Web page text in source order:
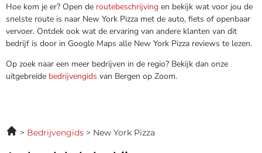
Hoe kom je er? Open de routebeschrijving en bekijk wat voor jou de
snelste route is naar New York Pizza met de auto, fiets of openbaar
vervoer. Ontdek ook wat de ervaring van andere klanten van dit
bedrijf is door in Google Maps alle New York Pizza reviews te lezen.
Op zoek naar een meer bedrijven in de regio? Bekijk dan onze
uitgebreide bedrijvengids van Bergen op Zoom.
Bedrijvengids New York Pizza